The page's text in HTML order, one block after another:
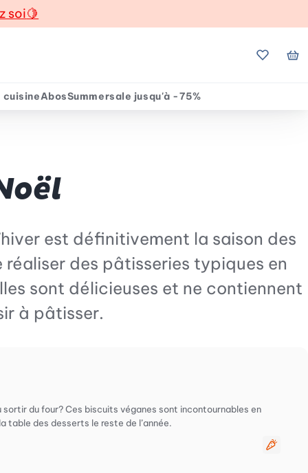
soi🍋
Mes
cuisineAbosSummersale jusqu'à -75%
est définitivement la saison des
des pâtisseries typiques en
sont délicieuses et ne contiennent
à pâtisser.
du four? Ces biscuits véganes sont incontournables en
table des desserts le reste de l’année.